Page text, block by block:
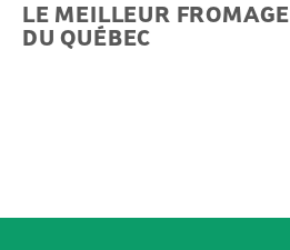
LE MEILLEUR FROMAGE
DU QUÉBEC